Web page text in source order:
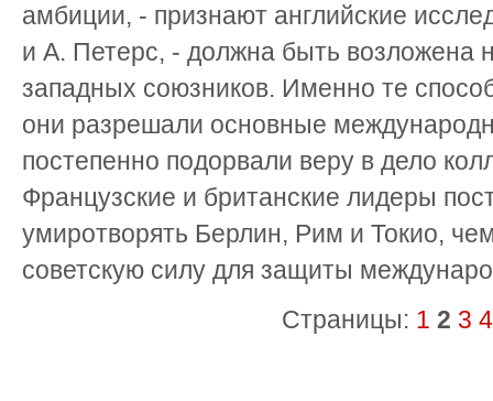
амбиции, - признают английские
и А. Петерс, - должна быть возложена
западных союзников. Именно те
они разрешали основные
постепенно подорвали веру в дело
Французские и британские лидеры
умиротворять Берлин, Рим и Токио,
советскую силу для защиты
Страницы: 1 2 3 4